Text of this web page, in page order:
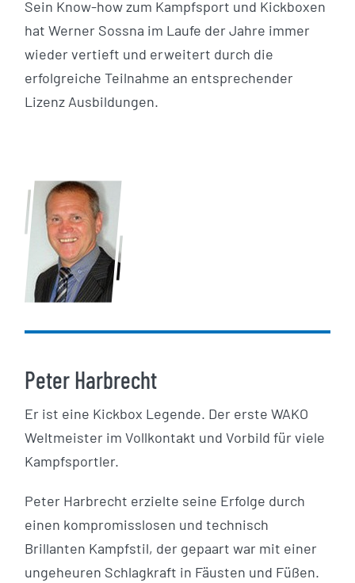
Sein Know-how zum Kampfsport und Kickboxen
hat Werner Sossna im Laufe der Jahre immer
wieder vertieft und erweitert durch die
erfolgreiche Teilnahme an entsprechender
Lizenz Ausbildungen.
Peter Harbrecht
Er ist eine Kickbox Legende. Der erste WAKO
Weltmeister im Vollkontakt und Vorbild für viele
Kampfsportler.
Peter Harbrecht erzielte seine Erfolge durch
einen kompromisslosen und technisch
Brillanten Kampfstil, der gepaart war mit einer
ungeheuren Schlagkraft in Fäusten und Füßen.